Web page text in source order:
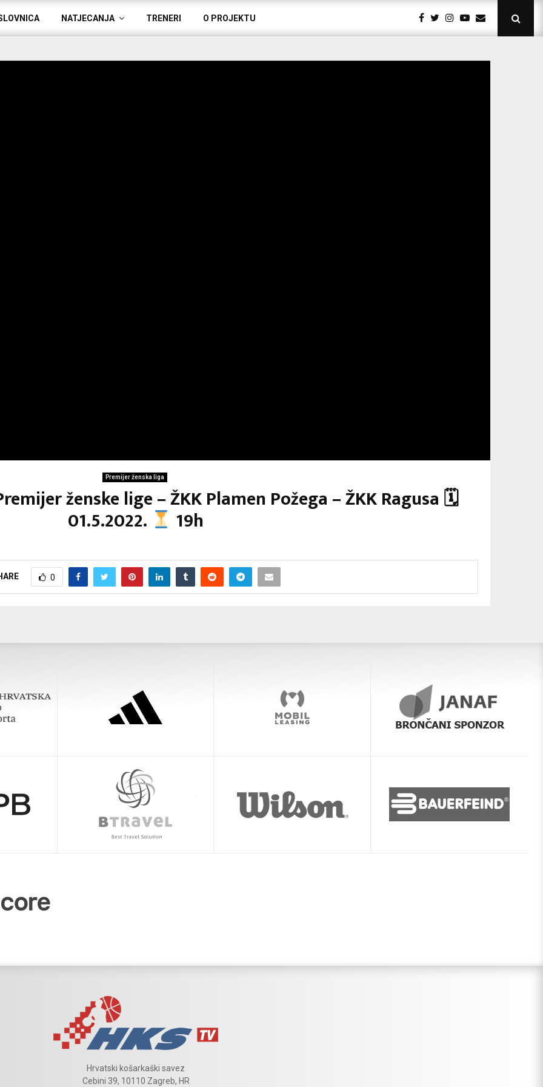
NATJECANJA TRENERI O PROJEKTU
Premijer ženska liga
ženske lige – ŽKK Plamen Požega – ŽKK Ragusa 🗓
01.5.2022. 19h
0
Hrvatski košarkaški savez
Cebini 39, 10110 Zagreb, HR